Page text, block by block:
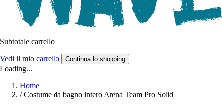
Subtotale carrello
Vedi il mio carrello Continua lo shopping
Loading...
Home
/ Costume da bagno intero Arena Team Pro Solid